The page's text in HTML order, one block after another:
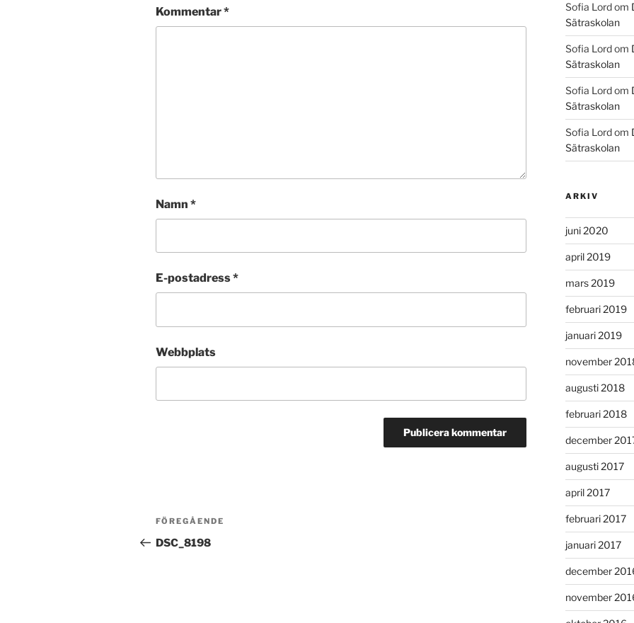
Kommentar*
Namn *
E-postadress*
Webbplats
Inläggsnavigering
Föregående
inlägg
FÖREGÅENDE
DSC_8198
Sofia Lordom
Sätraskolan
Sofia Lordom
Sätraskolan
Sofia Lordom
Sätraskolan
Sofia Lordom
Sätraskolan
ARKIV
juni 2020
april 2019
mars 2019
februari 2019
januari 2019
november
augusti 2018
februari 2018
december
augusti 2017
april 2017
februari 2017
januari 2017
december
november